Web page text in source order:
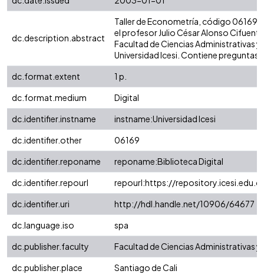
dc.description.abstract
Taller de Econometría, código 06169.
el profesor Julio César Alonso
Facultad de Ciencias Administrativas
Universidad Icesi. Contiene preguntas.
dc.format.extent
1 p.
dc.format.medium
Digital
dc.identifier.instname
instname:Universidad Icesi
dc.identifier.other
06169
dc.identifier.reponame
reponame:Biblioteca Digital
dc.identifier.repourl
repourl:https://
dc.identifier.uri
http://hdl.handle.net/10906/64677
dc.language.iso
spa
dc.publisher.faculty
Facultad de Ciencias Administrativas
dc.publisher.place
Santiago de Cali